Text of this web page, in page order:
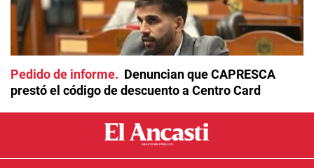
Pedido de informe
Denuncian que CAPRESCA
prestó el código de descuento a Centro Card